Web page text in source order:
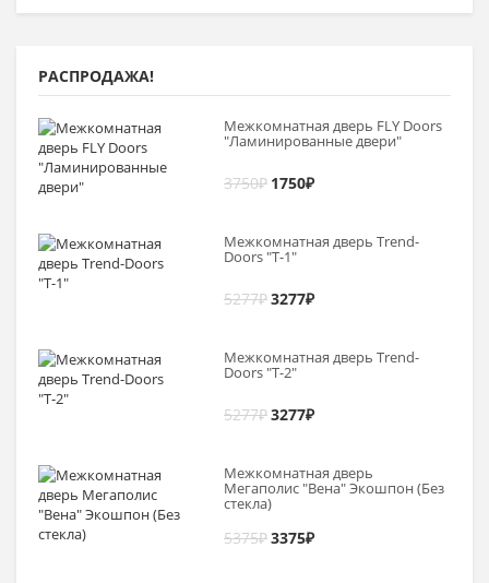
РАСПРОДАЖА!
Межкомнатная дверь FLY Doors
"Ламинированные двери"
3750₽ 1750₽
Межкомнатная дверь Trend-
Doоrs "Т-1"
5277₽3277₽
Межкомнатная дверь Trend-
Doоrs "Т-2"
5277₽3277₽
Межкомнатная дверь
Мегаполис "Вена" Экошпон (Без
стекла)
5375₽3375₽